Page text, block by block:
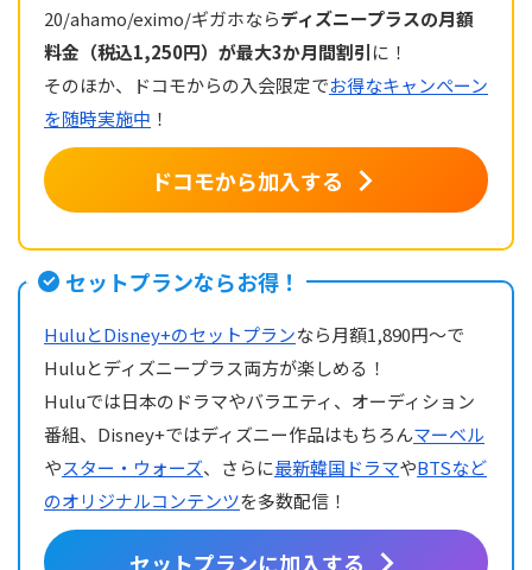
20/ahamo/eximo/ギガホならディズニープラスの月額
料金（税込1,250円）が最大3か月間割引に！
そのほか、ドコモからの入会限定でお得なキャンぺーン
を随時実施中 ！
ドコモから加入する
セットプランならお得！
HuluとDisney+のセットプランなら月額1,890円～で
Huluとディズニープラス両方が楽しめる！
Huluでは日本のドラマやバラエティ、オーディション
番組、Disney+ではディズニー作品はもちろんマーベル
やスター・ウォーズ、さらに最新韓国ドラマやBTSなど
のオリジナルコンテンツを多数配信！
セットプランに加入する